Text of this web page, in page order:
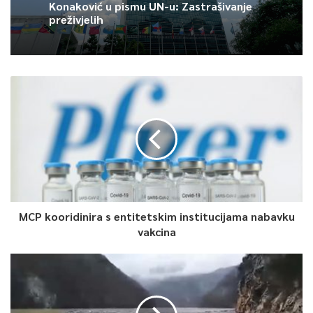
institucija.
I dok svi bježe od odgovornosti, brojke govore za sebe. Od
IPA instrument Evropske unije.
U periodu od septembra 2018. do jula ove godine, potrošeno je
35 miliona eura. Kako je potrošen ovaj novac? Oko 7 miliona
eura je potrošeno na jednokratne troškove uspostave
prihvatnih centara za migrante.Oko 25 miliona eura je
potrošeno na humanitarnu pomoć, uključujući operativne
troškove Centara.
Više od 3.000 migranata kreće se u Bosni i Hercegovini izvan
higijenske potrepštine do sada su, tvrde u Crvenom križu,
izdvojili 2 miliona maraka.
Sve ovo dovodi do situacije da su migranti izvan kampova
Konaković u pismu UN-u: Zastrašivanje
preživjelih
MCP kooridinira s entitetskim institucijama nabavku
vakcina